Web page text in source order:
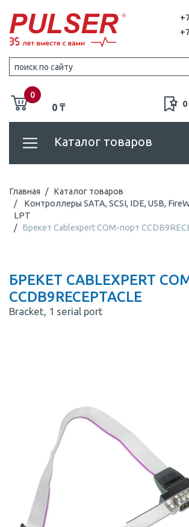
0
0 ₸ 0
Каталог товаров
Главная
Каталог товаров
Контроллеры SATA, SCSI, IDE, USB,
LPT
Брекет Cablexpert COM-порт
БРЕКЕТ CABLEXPERT
CCDB9RECEPTACLE
Bracket, 1 serial port